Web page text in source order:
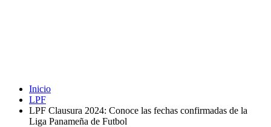
Inicio
LPF
LPF Clausura 2024: Conoce las fechas confirmadas de la
Liga Panameña de Futbol